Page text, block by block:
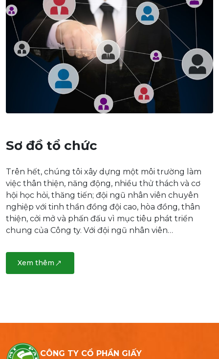
Sơ đồ tổ chức
Trên hết, chúng tôi xây dựng một môi trường làm
việc thân thiện, năng động, nhiều thử thách và cơ
hội học hỏi, thăng tiến; đội ngũ nhân viên chuyên
nghiệp với tinh thần đồng đội cao, hòa đồng, thân
thiện, cởi mở và phấn đấu vì mục tiêu phát triển
chung của Công ty. Với đội ngũ nhân viên…
Xem thêm
CÔNG TY CỔ PHẦN GIẤY